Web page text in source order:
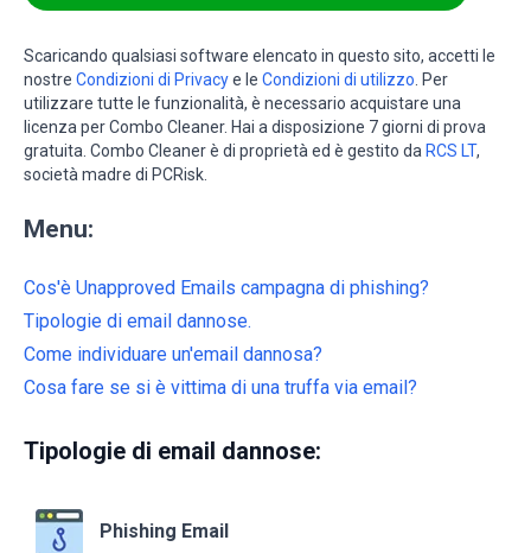
Scaricando qualsiasi software elencato in questo sito, accetti le
nostre Condizioni di Privacye le Condizioni di utilizzo . Per
utilizzare tutte le funzionalità, è necessario acquistare una
licenza per Combo Cleaner. Hai a disposizione 7 giorni di prova
gratuita. Combo Cleaner è di proprietà ed è gestito da RCS LT,
società madre di PCRisk.
Menu:
Cos'è Unapproved Emails campagna di phishing?
Tipologie di email dannose.
Come individuare un'email dannosa?
Cosa fare se si è vittima di una truffa via email?
Tipologie di email dannose:
Phishing Email